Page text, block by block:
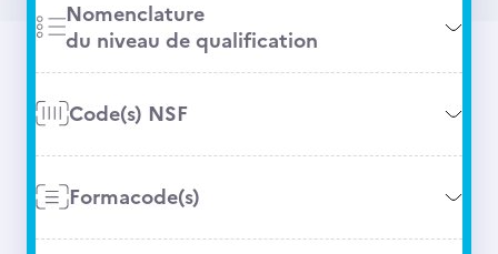
Nomenclature
du niveau de qualification
Code(s) NSF
Formacode(s)